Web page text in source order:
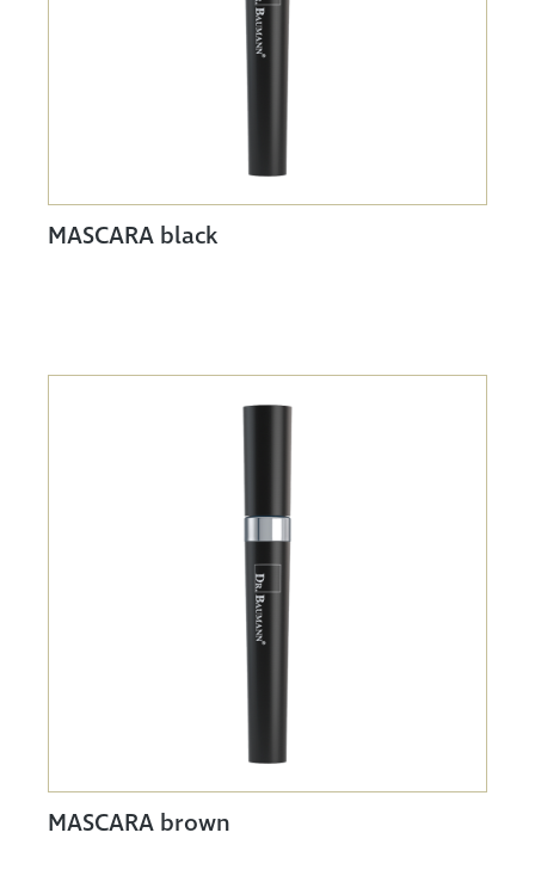
MASCARA black
MASCARA brown